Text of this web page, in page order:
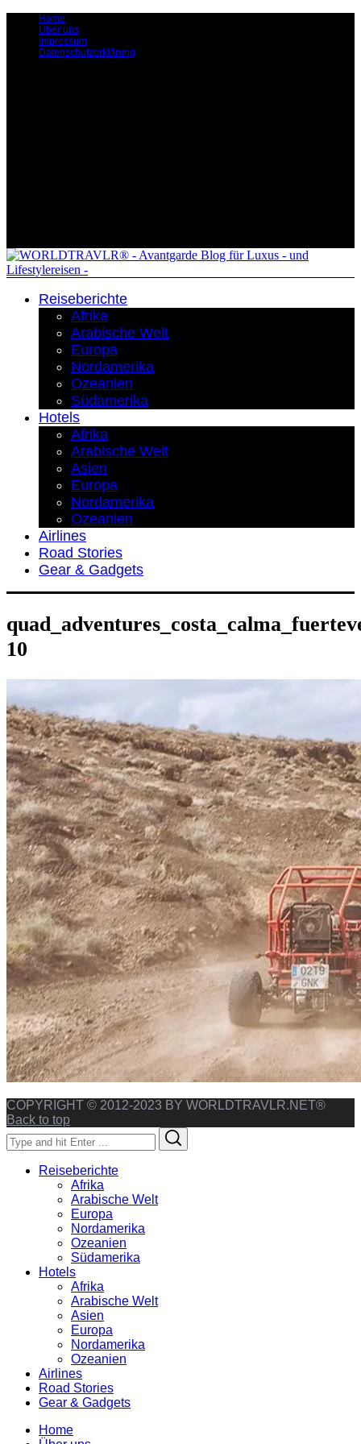
Home
Über uns
Impressum
Datenschutzerklärung
Reiseberichte
Afrika
Arabische Welt
Europa
Nordamerika
Ozeanien
Südamerika
Hotels
Afrika
Arabische Welt
Asien
Europa
Nordamerika
Ozeanien
Airlines
Road Stories
Gear & Gadgets
10
COPYRIGHT © 2012-2023 BY WORLDTRAVLR.NET®
Back to top
Search
for:
Reiseberichte
Afrika
Arabische Welt
Europa
Nordamerika
Ozeanien
Südamerika
Hotels
Afrika
Arabische Welt
Asien
Europa
Nordamerika
Ozeanien
Airlines
Road Stories
Gear & Gadgets
Home